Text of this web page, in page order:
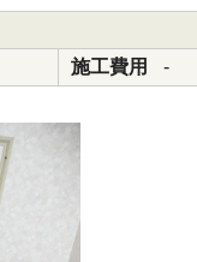
施工費用 -